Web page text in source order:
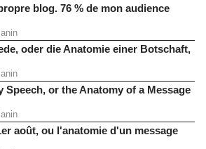
blog. 76 % de mon audience
oder die Anatomie einer Botschaft,
Speech, or the Anatomy of a Message
août, ou l'anatomie d'un message